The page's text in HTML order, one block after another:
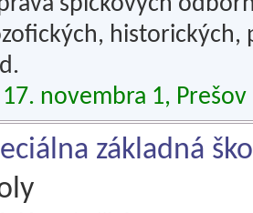
historických,
novembra 1, Prešov
základná